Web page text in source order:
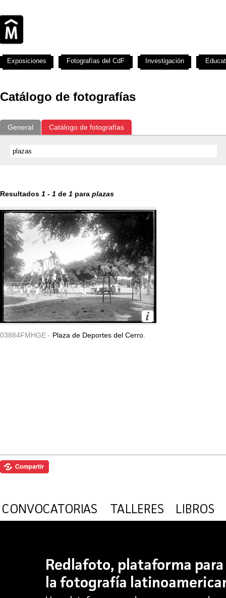
Catálogo de fotografías
General Catálogo de fotografías
Resultados 1 - 1 de 1 para plazas
03884FMHGE - Plaza de Deportes del Cerro.
Exposiciones Fotografías del CdF Investigación